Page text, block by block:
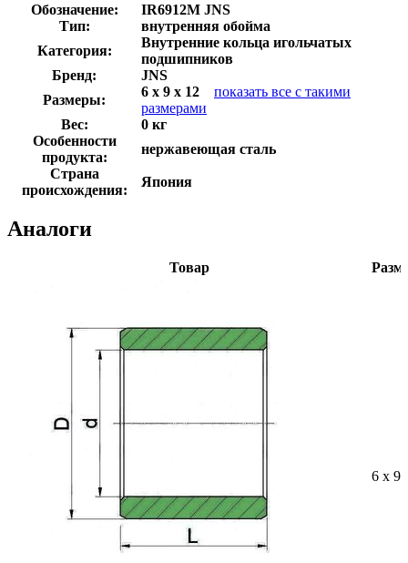
Обозначение:
IR6912M JNS
Тип:
внутренняя обойма
Категория:
Внутренние кольца игольчатых
подшипников
Бренд:
JNS
Размеры:
6 x 9 x 12
показать все с такими
размерами
Вес:
0 кг
Особенности
продукта:
нержавеющая сталь
Страна
происхождения:
Япония
Аналоги
Товар
6 x 9